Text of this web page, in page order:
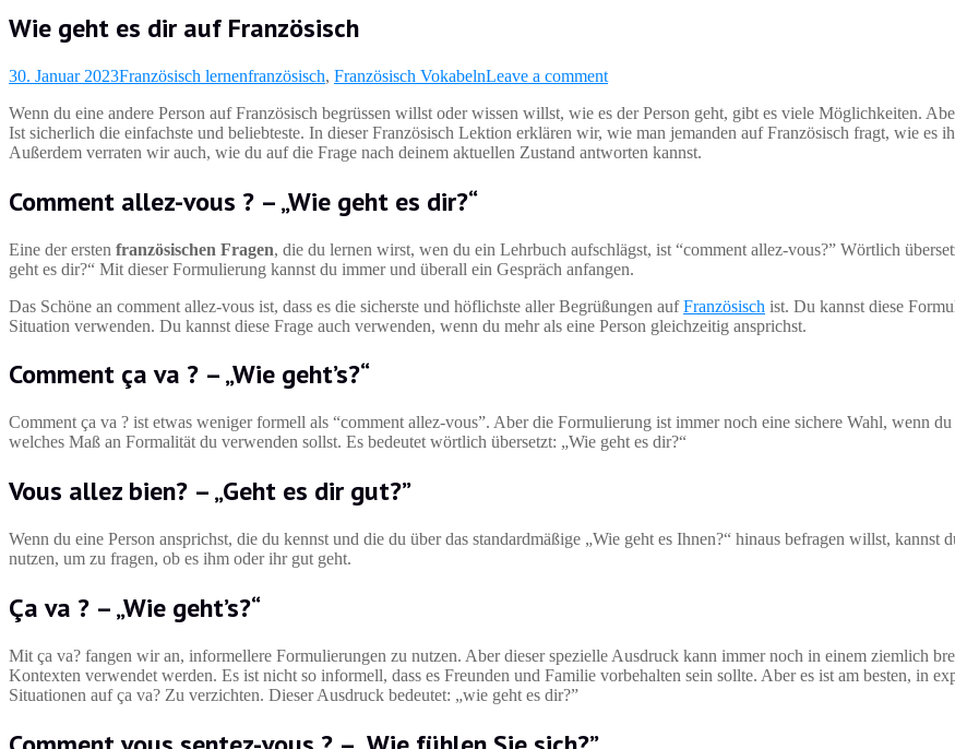
Wie geht es dir auf Französisch
30. Januar 2023Französisch lernenfranzösisch, Französisch VokabelnLeave a comment
Wenn du eine andere Person auf Französisch begrüssen willst oder wissen willst, wie es der Person geht, gibt es viele Möglichkeiten.
Ist sicherlich die einfachste und beliebteste. In dieser Französisch Lektion erklären wir, wie man jemanden auf Französisch fragt, wie es
Außerdem verraten wir auch, wie du auf die Frage nach deinem aktuellen Zustand antworten kannst.
Comment allez-vous ? – „Wie geht es dir?“
Eine der ersten französischen Fragen, die du lernen wirst, wen du ein Lehrbuch aufschlägst, ist “comment allez-vous?” Wörtlich
geht es dir?“ Mit dieser Formulierung kannst du immer und überall ein Gespräch anfangen.
Das Schöne an comment allez-vous ist, dass es die sicherste und höflichste aller Begrüßungen aufFranzösisch ist. Du kannst diese
Situation verwenden. Du kannst diese Frage auch verwenden, wenn du mehr als eine Person gleichzeitig ansprichst.
Comment ça va ? – „Wie geht’s?“
Comment ça va ? ist etwas weniger formell als “comment allez-vous”. Aber die Formulierung ist immer noch eine sichere Wahl, wenn
welches Maß an Formalität du verwenden sollst. Es bedeutet wörtlich übersetzt: „Wie geht es dir?“
Vous allez bien? – „Geht es dir gut?”
Wenn du eine Person ansprichst, die du kennst und die du über das standardmäßige „Wie geht es Ihnen?“ hinaus befragen willst, kannst
nutzen, um zu fragen, ob es ihm oder ihr gut geht.
Ça va ? – „Wie geht’s?“
Mit ça va? fangen wir an, informellere Formulierungen zu nutzen. Aber dieser spezielle Ausdruck kann immer noch in einem ziemlich
Kontexten verwendet werden. Es ist nicht so informell, dass es Freunden und Familie vorbehalten sein sollte. Aber es ist am besten, in
Situationen auf ça va? Zu verzichten. Dieser Ausdruck bedeutet: „wie geht es dir?”